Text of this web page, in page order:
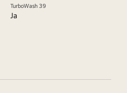
TurboWash 39
Ja